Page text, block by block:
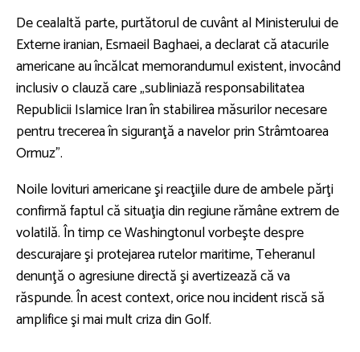
De cealaltă parte, purtătorul de cuvânt al Ministerului de
Externe iranian, Esmaeil Baghaei, a declarat că atacurile
americane au încălcat memorandumul existent, invocând
inclusiv o clauză care „subliniază responsabilitatea
Republicii Islamice Iran în stabilirea măsurilor necesare
pentru trecerea în siguranţă a navelor prin Strâmtoarea
Ormuz”.
Noile lovituri americane şi reacţiile dure de ambele părţi
confirmă faptul că situaţia din regiune rămâne extrem de
volatilă. În timp ce Washingtonul vorbeşte despre
descurajare şi protejarea rutelor maritime, Teheranul
denunţă o agresiune directă şi avertizează că va
răspunde. În acest context, orice nou incident riscă să
amplifice şi mai mult criza din Golf.